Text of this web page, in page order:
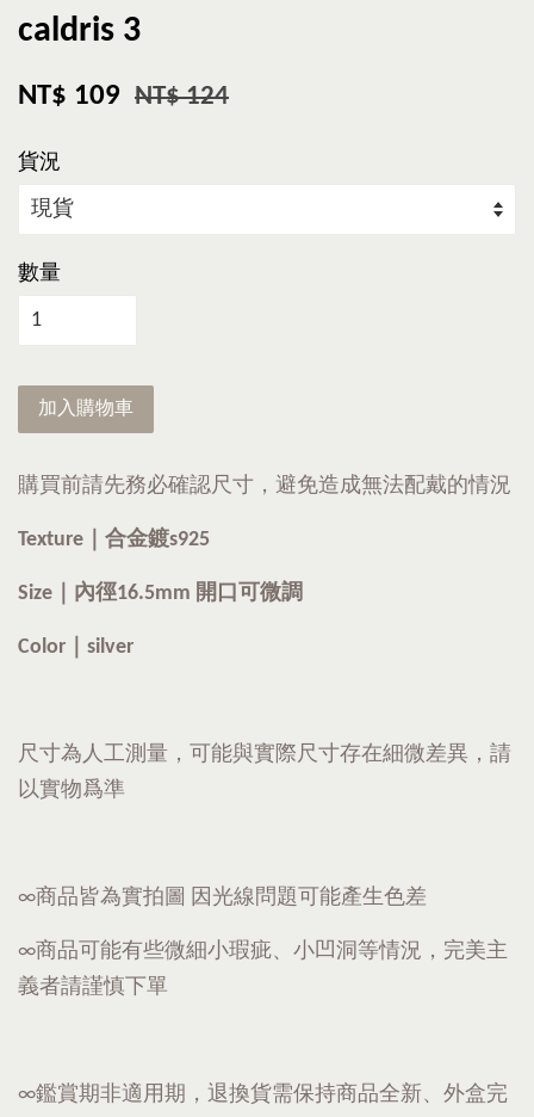
caldris 3
NT$ 109 NT$ 124
貨況
數量
加入購物車
購買前請先務必確認尺寸，避免造成無法配戴的情況
Texture｜合金鍍s925
Size｜內徑16.5mm 開口可微調
Color｜silver
尺寸為人工測量，可能與實際尺寸存在細微差異，請
以實物爲準
∞商品皆為實拍圖 因光線問題可能產生色差
∞商品可能有些微細小瑕疵、小凹洞等情況，完美主
義者請謹慎下單
∞鑑賞期非適用期，退換貨需保持商品全新、外盒完